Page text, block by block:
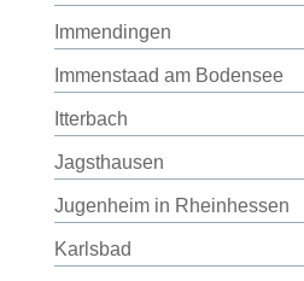
Immendingen
Immenstaad am Bodensee
Itterbach
Jagsthausen
Jugenheim in Rheinhessen
Karlsbad